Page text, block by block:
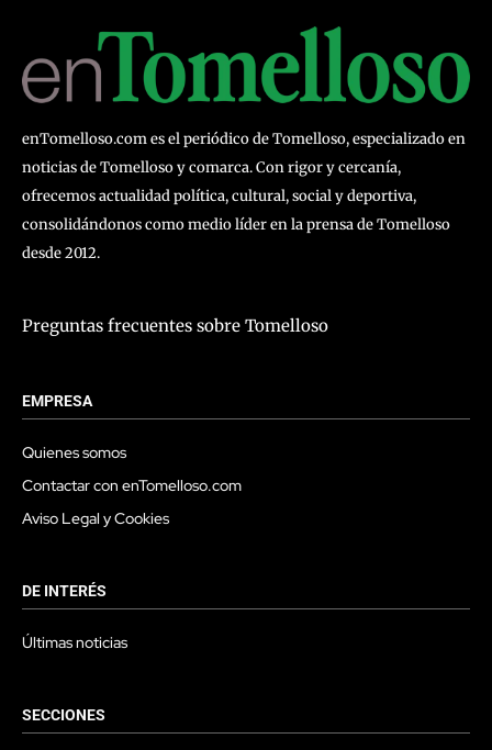
enTomelloso.com es el periódico de Tomelloso, especializado en
noticias de Tomelloso y comarca. Con rigor y cercanía,
ofrecemos actualidad política, cultural, social y deportiva,
consolidándonos como medio líder en la prensa de Tomelloso
desde 2012.
Preguntas frecuentes sobre Tomelloso
EMPRESA
Quienes somos
Contactar con enTomelloso.com
Aviso Legal y Cookies
DE INTERÉS
Últimas noticias
SECCIONES